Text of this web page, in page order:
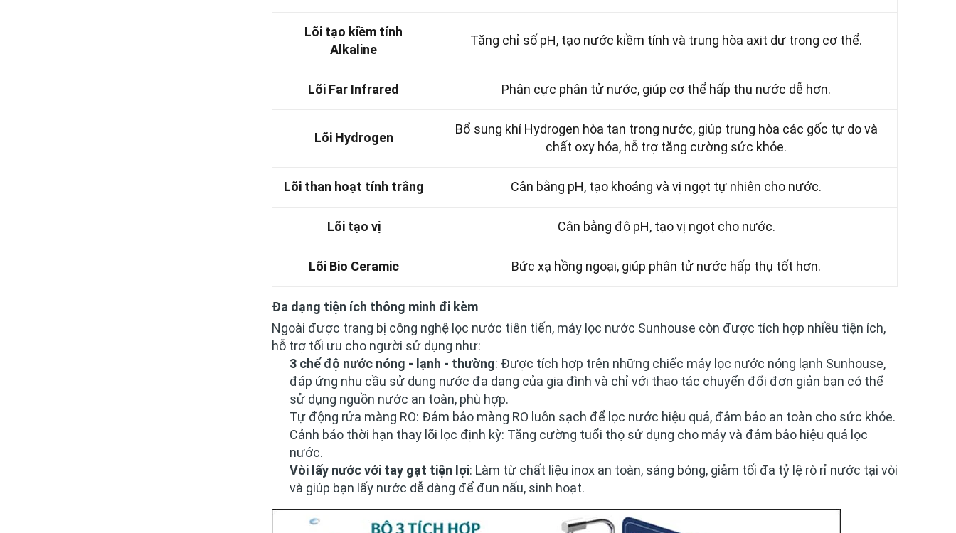
Lõi tạo kiềm tính
Alkaline
Tăng chỉ số pH, tạo nước kiềm tính và trung hòa axit dư trong cơ thể.
Lõi Far Infrared Phân cực phân tử nước, giúp cơ thể hấp thụ nước dễ hơn.
Lõi Hydrogen
Bổ sung khí Hydrogen hòa tan trong nước, giúp trung hòa các gốc tự do và
chất oxy hóa, hỗ trợ tăng cường sức khỏe.
Lõi than hoạt tính trắng Cân bằng pH, tạo khoáng và vị ngọt tự nhiên cho nước.
Lõi tạo vị Cân bằng độ pH, tạo vị ngọt cho nước.
Lõi Bio Ceramic Bức xạ hồng ngoại, giúp phân tử nước hấp thụ tốt hơn.
Đa dạng tiện ích thông minh đi kèm
Ngoài được trang bị công nghệ lọc nước tiên tiến, máy lọc nước Sunhouse còn được tích hợp nhiều tiện ích,
hỗ trợ tối ưu cho người sử dụng như:
3 chế độ nước nóng - lạnh - thường: Được tích hợp trên những chiếc máy lọc nước nóng lạnh Sunhouse,
đáp ứng nhu cầu sử dụng nước đa dạng của gia đình và chỉ với thao tác chuyển đổi đơn giản bạn có thể
sử dụng nguồn nước an toàn, phù hợp.
Tự động rửa màng RO: Đảm bảo màng RO luôn sạch để lọc nước hiệu quả, đảm bảo an toàn cho sức khỏe.
Cảnh báo thời hạn thay lõi lọc định kỳ: Tăng cường tuổi thọ sử dụng cho máy và đảm bảo hiệu quả lọc
nước.
Vòi lấy nước với tay gạt tiện lợi: Làm từ chất liệu inox an toàn, sáng bóng, giảm tối đa tỷ lệ rò rỉ nước tại vòi
và giúp bạn lấy nước dễ dàng để đun nấu, sinh hoạt.